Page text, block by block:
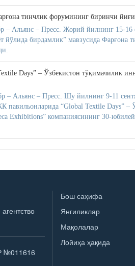
тинчлик форумининг биринчи
Альянс – Пресс. Жорий йилнинг 15-16
йўлида бирдамлик” мавзусида
Days” – Ўзбекистон тўқимачилик
Альянс – Пресс. Шу йилнинг 9-11
павильонларида “Global Textile Days” –
Exhibitions” компаниясининг 30-
№011616
Бош саҳифа
Янгиликлар
Мақолалар
Лойиҳа ҳақида